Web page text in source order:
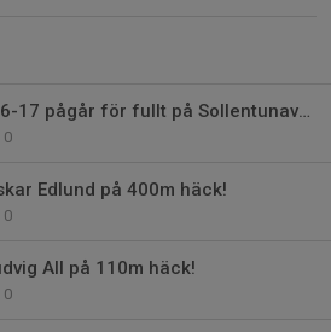
JSM22+ USM 16-17 pågår för fullt på Sollentunavallen
0
Edlund på 400m häck!
0
All på 110m häck!
0